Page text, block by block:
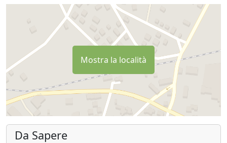
Mostra la località
Da Sapere